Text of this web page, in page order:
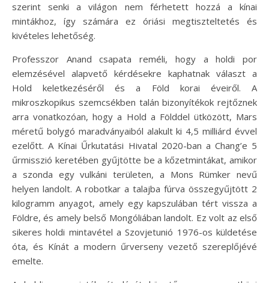
szerint senki a világon nem férhetett hozzá a kínai
mintákhoz, így számára ez óriási megtiszteltetés és
kivételes lehetőség.
Professzor Anand csapata reméli, hogy a holdi por
elemzésével alapvető kérdésekre kaphatnak választ a
Hold keletkezéséről és a Föld korai éveiről. A
mikroszkopikus szemcsékben talán bizonyítékok rejtőznek
arra vonatkozóan, hogy a Hold a Földdel ütközött, Mars
méretű bolygó maradványaiból alakult ki 4,5 milliárd évvel
ezelőtt. A Kínai Űrkutatási Hivatal 2020-ban a Chang’e 5
űrmisszió keretében gyűjtötte be a kőzetmintákat, amikor
a szonda egy vulkáni területen, a Mons Rümker nevű
helyen landolt. A robotkar a talajba fúrva összegyűjtött 2
kilogramm anyagot, amely egy kapszulában tért vissza a
Földre, és amely belső Mongóliában landolt. Ez volt az első
sikeres holdi mintavétel a Szovjetunió 1976-os küldetése
óta, és Kínát a modern űrverseny vezető szereplőjévé
emelte.